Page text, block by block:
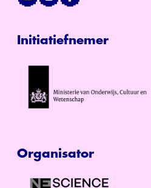
Initiatiefnemer
Organisator